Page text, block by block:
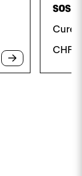
SOS
Cure
CHF